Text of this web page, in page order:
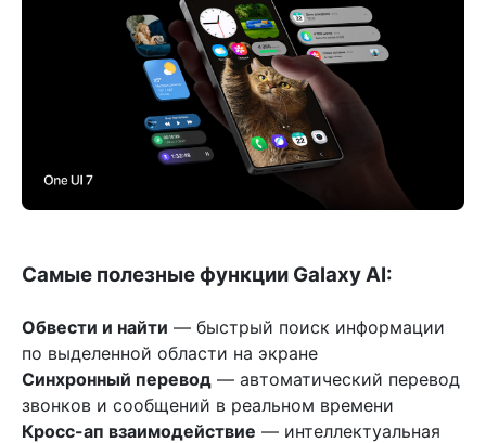
Самые полезные функции Galaxy AI:
Обвести и найти — быстрый поиск информации
по выделенной области на экране
Синхронный перевод — автоматический перевод
звонков и сообщений в реальном времени
Кросс-ап взаимодействие — интеллектуальная